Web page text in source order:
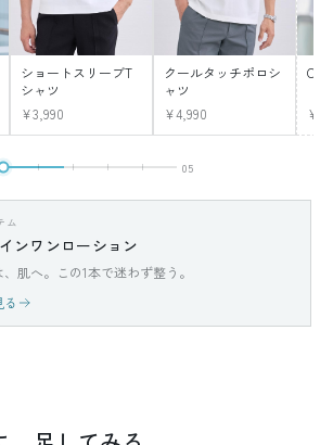
ショートスリーブT
シャツ
¥3,990
クールタッチポロシ
ャツ
¥4,990
05
ム
ンワンローション
肌へ。この1本で迷わず整う。